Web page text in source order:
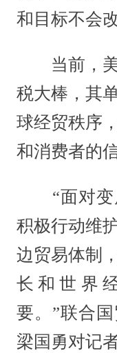
和目标不会改
当前，美
税大棒，其
球经贸秩序
和消费者的信
“面对变
积极行动维
边贸易体制
长和世界
要。”联合
梁国勇对记者